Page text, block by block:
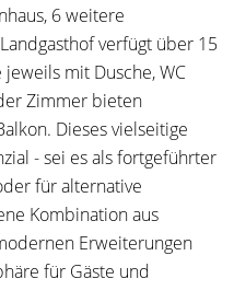
6 weitere
verfügt über 15
mit Dusche, WC
Zimmer bieten
Dieses vielseitige
- sei es als fortgeführter
für alternative
Kombination aus
Erweiterungen
für Gäste und